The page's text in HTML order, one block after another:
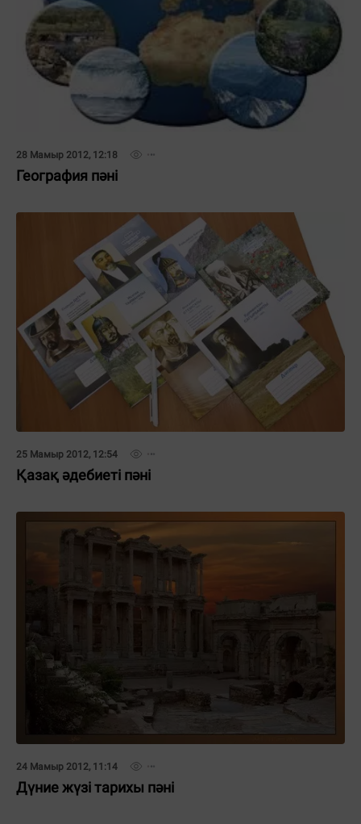
28 Мамыр 2012, 12:18
География пәні
25 Мамыр 2012, 12:54
Қазақ әдебиеті пәні
24 Мамыр 2012, 11:14
Дүние жүзі тарихы пәні